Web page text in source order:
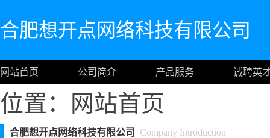
合肥想开点网络科技有限公司
网站首页 公司简介 产品服务 诚聘英
位置： 网站首页
合肥想开点网络科技有限公司 Company Introduction